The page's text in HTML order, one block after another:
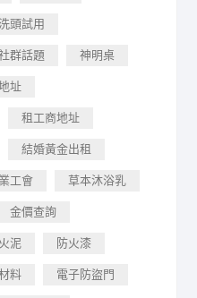
頭試用
群話題 神明桌
址
租工商地址
結婚黃金出租
工會 草本沐浴乳
金價查詢
泥 防火漆
料 電子防盜門